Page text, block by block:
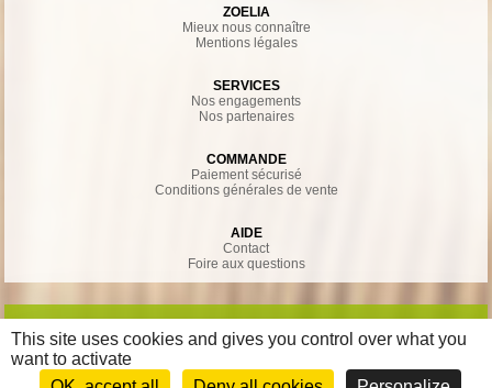
ZOELIA
Mieux nous connaître
Mentions légales
SERVICES
Nos engagements
Nos partenaires
COMMANDE
Paiement sécurisé
Conditions générales de vente
AIDE
Contact
Foire aux questions
This site uses cookies and gives you control over what you
want to activate